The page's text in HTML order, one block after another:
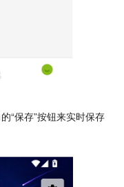
“保存”按钮来实时保存